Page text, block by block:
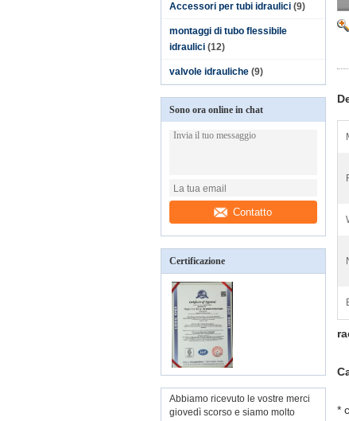
Accessori per tubi idraulici (9)
montaggi di tubo flessibile
idraulici (12)
valvole idrauliche (9)
Sono ora online in chat
Contatto
Certificazione
Abbiamo ricevuto le vostre merci
giovedì scorso e siamo molto
*